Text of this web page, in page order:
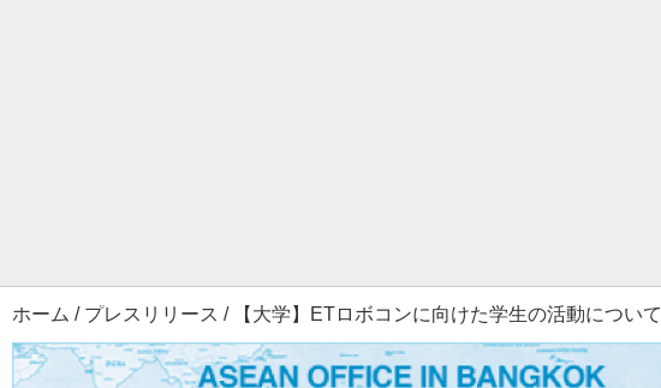
ホーム / プレスリリース / 【大学】ETロボコンに向けた学生の活動について